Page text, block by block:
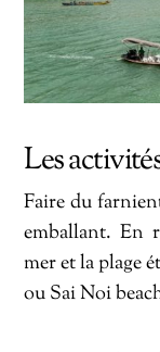
Les
Faire du
emballant. En
mer et la plage
ou Sai Noi